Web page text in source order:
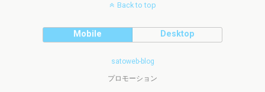
Back to top
Mobile Desktop
satoweb-blog
プロモーション